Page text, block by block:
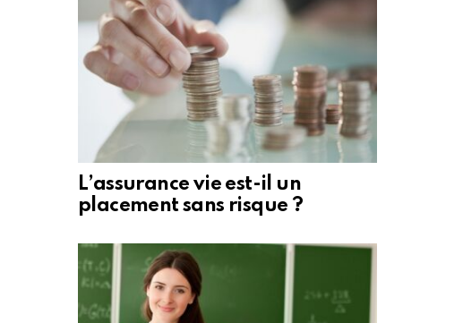
L’assurance vie est-il un
placement sans risque ?